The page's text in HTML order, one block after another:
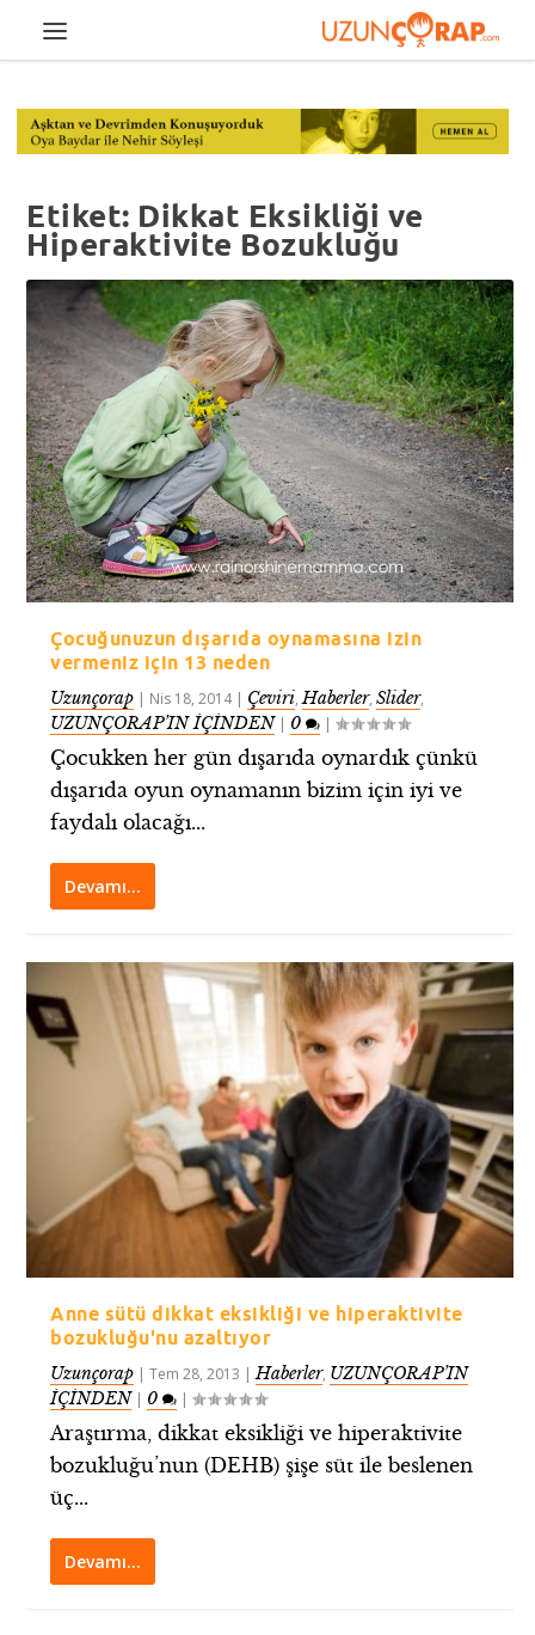
Etiket: Dikkat Eksikliği ve
Hiperaktivite Bozukluğu
Çocuğunuzun dışarıda oynamasına izin
vermeniz için 13 neden
Uzunçorap | Nis 18, 2014| Çeviri,Haberler,Slider,
UZUNÇORAP’IN İÇİNDEN| 0 |
Çocukken her gün dışarıda oynardık çünkü
dışarıda oyun oynamanın bizim için iyi ve
faydalı olacağı...
Devamı…
Anne sütü dikkat eksikliği ve hiperaktivite
bozukluğu'nu azaltıyor
Uzunçorap |Tem 28, 2013 |Haberler, UZUNÇORAP’IN
İÇİNDEN| 0 |
Araştırma, dikkat eksikliği ve hiperaktivite
bozukluğu’nun (DEHB) şişe süt ile beslenen
üç...
Devamı…